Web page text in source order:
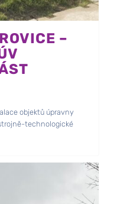
–
objektů úpravny
technologické